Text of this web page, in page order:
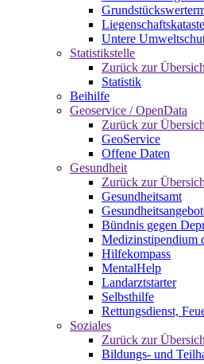
Untere
Statistikstelle
Zurück zur
Statistik
Beihilfe
Geoservice / OpenData
Zurück zur
GeoService
Offene Daten
Gesundheit
Zurück zur
Gesundheitsamt
Bündnis gegen
Medizinstipendium
Hilfekompass
MentalHelp
Landarztstarter
Selbsthilfe
Rettungsdienst,
Soziales
Zurück zur
Bildungs- und